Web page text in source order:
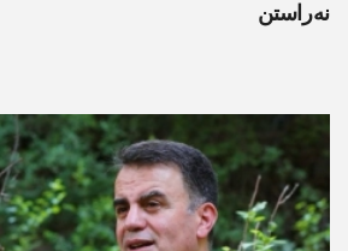
نەراستن